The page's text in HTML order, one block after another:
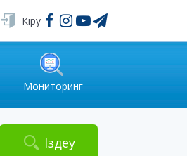
Кіру
Мониторинг
Іздеу